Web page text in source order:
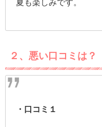
２、悪い口コミは？
・口コミ１